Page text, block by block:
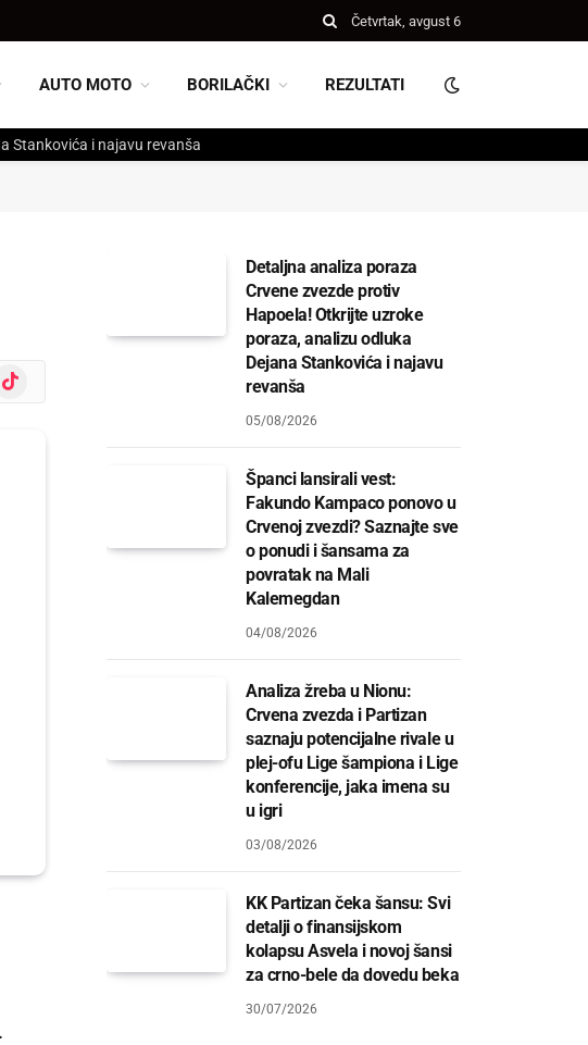
Četvrtak, avgust 6
AUTO MOTO BORILAČKI REZULTATI
Stankovića i najavu revanša
TikTok
Detaljna analiza poraza
Crvene zvezde protiv
Hapoela! Otkrijte uzroke
poraza, analizu odluka
Dejana Stankovića i najavu
revanša
05/08/2026
Španci lansirali vest:
Fakundo Kampaco ponovo u
Crvenoj zvezdi? Saznajte sve
o ponudi i šansama za
povratak na Mali
Kalemegdan
04/08/2026
Analiza žreba u Nionu:
Crvena zvezda i Partizan
saznaju potencijalne rivale u
plej-ofu Lige šampiona i Lige
konferencije, jaka imena su
u igri
03/08/2026
KK Partizan čeka šansu: Svi
detalji o finansijskom
kolapsu Asvela i novoj šansi
za crno-bele da dovedu beka
30/07/2026